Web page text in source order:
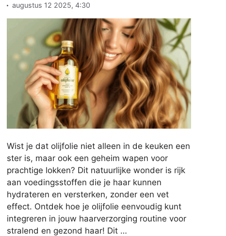
augustus 12 2025, 4:30
Wist je dat olijfolie niet alleen in de keuken een
ster is, maar ook een geheim wapen voor
prachtige lokken? Dit natuurlijke wonder is rijk
aan voedingsstoffen die je haar kunnen
hydrateren en versterken, zonder een vet
effect. Ontdek hoe je olijfolie eenvoudig kunt
integreren in jouw haarverzorging routine voor
stralend en gezond haar! Dit …